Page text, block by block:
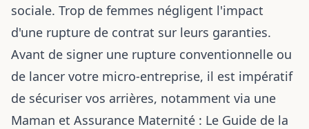
sociale. Trop de femmes négligent l'impact
d'une rupture de contrat sur leurs garanties.
Avant de signer une rupture conventionnelle ou
de lancer votre micro-entreprise, il est impératif
de sécuriser vos arrières, notamment via une
Maman et Assurance Maternité : Le Guide de la